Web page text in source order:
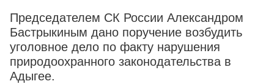
Председателем СК России Александром
Бастрыкиным дано поручение возбудить
уголовное дело по факту нарушения
природоохранного законодательства в
Адыгее.